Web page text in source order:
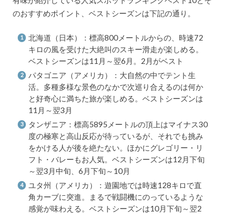
のおすすめポイント、ベストシーズンは下記の通り。
北海道（日本）：標高800メートルからの、時速72
キロの風を受けた大絶叫のスキー滑走が楽しめる。
ベストシーズンは11月～翌6月。2月がベスト
パタゴニア（アメリカ）：大自然の中でテント生
活。多種多様な景色のなかで次巡り合えるのは何か
と好奇心に満ちた旅が楽しめる。ベストシーズンは
11月～翌3月
タンザニア：標高5895メートルの頂上はマイナス30
度の極寒と高山反応が待っているが、それでも挑み
をかける人が後を絶たない。ほかにグレゴリー・リ
フト・バレーもお人気。ベストシーズンは12月下旬
～翌3月中旬、6月下旬～10月
ユタ州（アメリカ）：遊園地では時速128キロで直
角カーブに突進。まるで戦闘機にのっているような
感覚が味わえる。ベストシーズンは10月下旬～翌2